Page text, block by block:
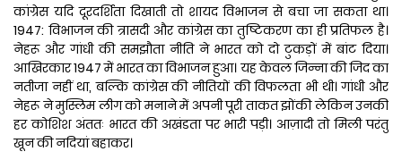
कांग्रेस यदि दूरदर्शिता दिखाती तो शायद विभाजन से बचा जा सकता था।
1947: विभाजन की त्रासदी और कांग्रेस का तुष्टिकरण का ही प्रतिफल है।
नेहरू और गांधी की समझौता नीति ने भारत को दो टुकड़ों में बांट दिया।
आखिरकार 1947 में भारत का विभाजन हुआ। यह केवल जिन्ना की जिद का
नतीजा नहीं था, बल्कि कांग्रेस की नीतियों की विफलता भी थी। गांधी और
नेहरू ने मुस्लिम लीग को मनाने में अपनी पूरी ताकत झोंकी लेकिन उनकी
हर कोशिश अंततः भारत की अखंडता पर भारी पड़ी। आज़ादी तो मिली परंतु
खून की नदियां बहाकर।